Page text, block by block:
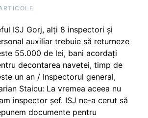
ISJ Gorj, alți 8 inspectori și
auxiliar trebuie să returneze
55.000 de lei, bani acordați
decontarea navetei, timp de
un an / Inspectorul general,
Staicu: La vremea aceea nu
inspector șef. ISJ ne-a cerut să
documente pentru